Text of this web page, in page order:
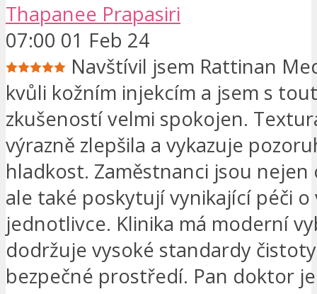
Thapanee Prapasiri
07:00 01 Feb 24
Navštívil jsem Rattinan
kvůli kožním injekcím a jsem s
zkušeností velmi spokojen.
výrazně zlepšila a vykazuje
hladkost. Zaměstnanci jsou nejen
ale také poskytují vynikající péči o
jednotlivce. Klinika má moderní
dodržuje vysoké standardy
bezpečné prostředí. Pan doktor